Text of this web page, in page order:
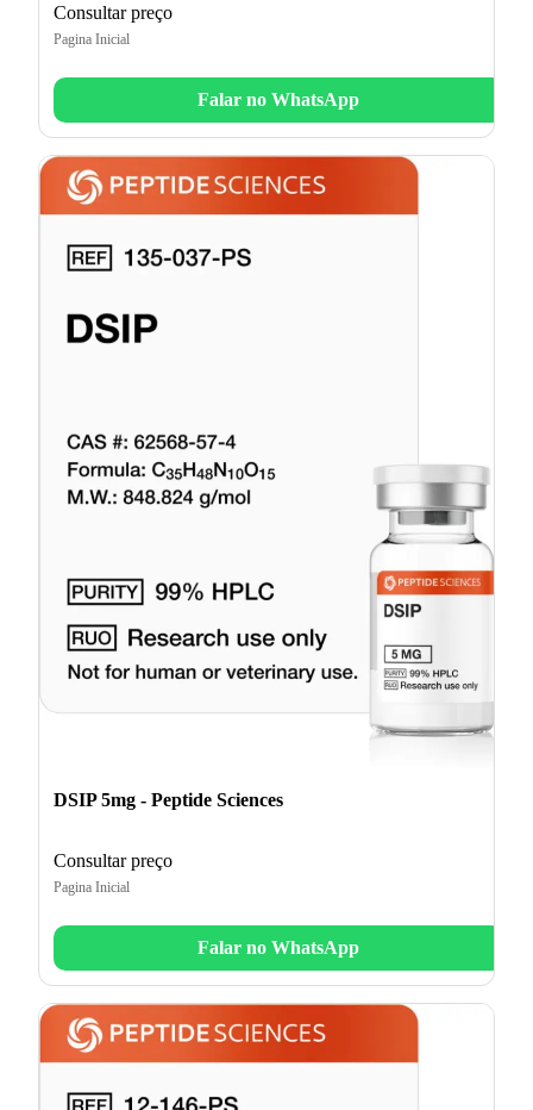
Consultar preço
Pagina Inicial
Falar no WhatsApp
DSIP 5mg - Peptide Sciences
Consultar preço
Pagina Inicial
Falar no WhatsApp